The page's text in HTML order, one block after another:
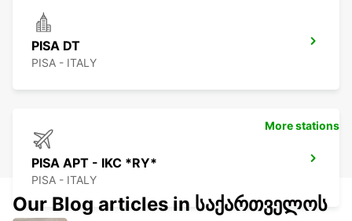
PISA DT
PISA - ITALY
PISA APT - IKC *RY*
PISA - ITALY
More stations
Our Blog articles in საქართველოს